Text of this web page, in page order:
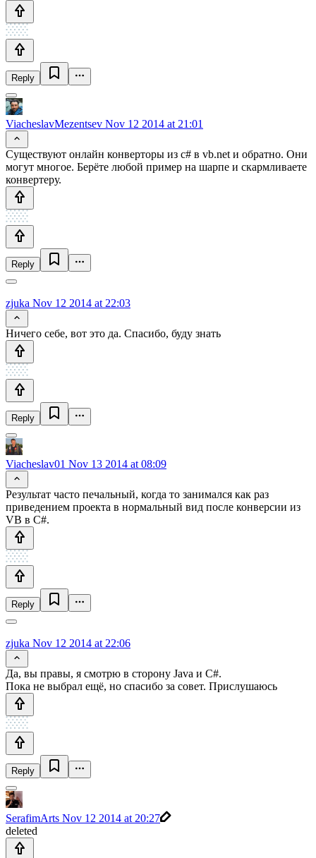
Reply
ViacheslavMezentsev Nov 12 2014 at 21:01
Существуют онлайн конверторы из c# в vb.net и обратно. Они
могут многое. Берёте любой пример на шарпе и скармливаете
конвертеру.
Reply
zjuka Nov 12 2014 at 22:03
Ничего себе, вот это да. Спасибо, буду знать
Reply
Viacheslav01 Nov 13 2014 at 08:09
Результат часто печальный, когда то занимался как раз
приведением проекта в нормальный вид после конверсии из
VB в C#.
Reply
zjuka Nov 12 2014 at 22:06
Да, вы правы, я смотрю в сторону Java и C#.
Пока не выбрал ещё, но спасибо за совет. Прислушаюсь
Reply
SerafimArts Nov 12 2014 at 20:27
deleted